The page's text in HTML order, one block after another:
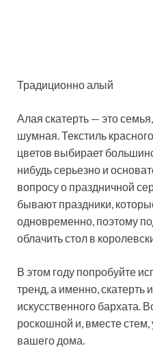
Традиционно алый
Алая скатерть — это
шумная. Текстиль
цветов выбирает
нибудь серьезно и
вопросу о праздничной
бывают праздники,
одновременно, поэтому
облачить стол в
В этом году попробуйте
тренд, а именно, скатерть
искусственного бархата.
роскошной и, вместе
вашего дома.